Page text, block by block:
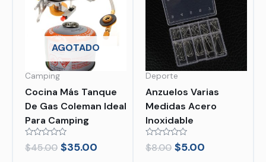
AGOTADO
Camping
Cocina Más Tanque
De Gas Coleman Ideal
Para Camping
Rated
0
$45.00 $35.00
Deporte
Anzuelos Varias
Medidas Acero
Inoxidable
Rated
0
$8.00 $5.00